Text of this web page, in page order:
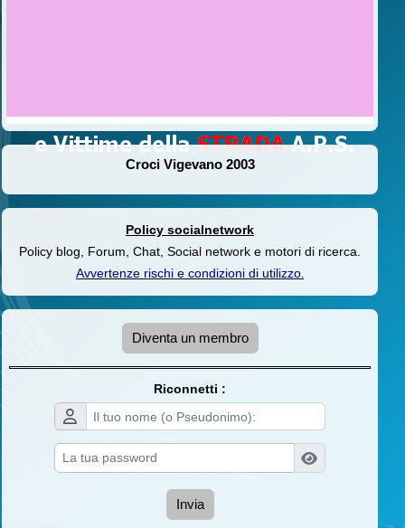
Croci Vigevano 2003
Policy socialnetwork
Policy blog, Forum, Chat, Social network e motori di ricerca.
Avvertenze rischi e condizioni di utilizzo.
Diventa un membro
Riconnetti :
Invia